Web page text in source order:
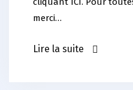
merci…
Lire la suite